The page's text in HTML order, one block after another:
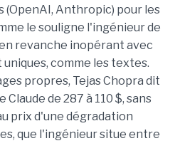
(OpenAI, Anthropic) pour les
le souligne l'ingénieur de
revanche inopérant avec
comme les textes.
propres, Tejas Chopra dit
de 287 à 110 $, sans
prix d'une dégradation
que l'ingénieur situe entre